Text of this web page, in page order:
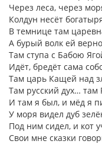
Через леса, через
Колдун несёт
В темнице там
А бурый волк ей
Там ступа с Бабою
Идёт, бредёт сама
Там царь Кащей над
Там русский дух… там
И там я был, и мёд я
У моря видел дуб
Под ним сидел, и кот
Свои мне сказки